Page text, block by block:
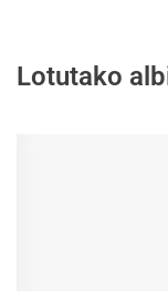
Lotutako